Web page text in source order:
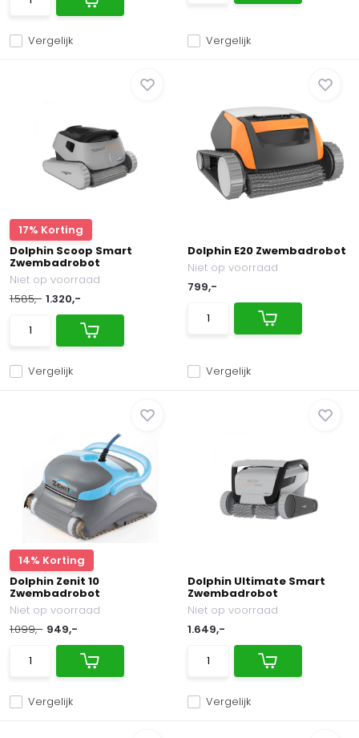
Vergelijk Vergelijk
17% Korting
Dolphin Scoop Smart
Zwembadrobot
Vergelijk
Niet op voorraad
1.585,- 1.320,-
Dolphin E20 Zwembadrobot
Vergelijk
Niet op voorraad
799,-
14% Korting
Dolphin Zenit 10
Zwembadrobot
Vergelijk
Niet op voorraad
1.099,- 949,-
Dolphin Ultimate Smart
Zwembadrobot
Vergelijk
Niet op voorraad
1.649,-